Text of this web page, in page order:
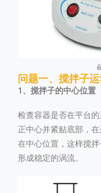
问题一、搅拌子
1、搅拌子的中心位置
检查容器是否在平台
正中心并紧贴底部，
在中心位置，这样搅
形成稳定的涡流。